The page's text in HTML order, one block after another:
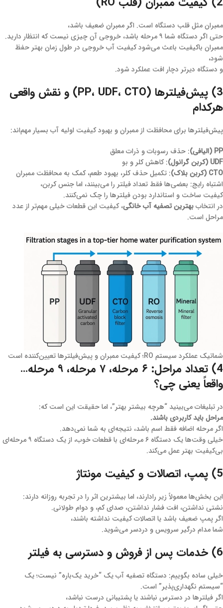
ممبران مثل قلب دستگاه است. اگر ممبران ضعیف باشد،
حتی اگر دستگاه شما ۹ مرحله باشد، خروجی آن چیزی نیست که انتظار دارید.
ممبران باکیفیت باعث می‌شود کیفیت آب خروجی در طول زمان بهتر حفظ
شود،
و دستگاه دیرتر دچار افت عملکرد شود.
3) پیش‌فیلترها (PP، UDF، CTO) و نقش واقعی
هرکدام
پیش‌فیلترها برای محافظت از ممبران و بهبود کیفیت اولیه آب بسیار مهم‌اند:
PP (الیافی)
: حذف رسوبات و ذرات معلق
UDF (کربن گرانول)
: کاهش کلر و بو
CTO (کربن بلاک)
: تکمیل حذف کلر، بهبود طعم، کمک به محافظت ممبران
اشتباه رایج: بعضی‌ها فقط تعداد فیلتر را می‌بینند، اما جنس کربن،
کیفیت ساخت و استاندارد بودن فیلترها را چک نمی‌کنند.
در انتخاببهترین تصفیه آب خانگی، کیفیت این قطعات خیلی مهم‌تر از عدد
مراحل است.
شماتیک عملکرد سیستم RO؛ کیفیت ممبران و پیش‌فیلترها تعیین‌کننده است
4) تعداد مراحل: ۶ مرحله، ۷ مرحله، ۹ مرحله…
واقعاً یعنی چی؟
در تبلیغات می‌بینید “هرچه بیشتر بهتر”، اما حقیقت این است که:
مراحل باید کاربردی باشند.
اگر مرحله اضافه فقط اسم باشد، نتیجه‌ای به شما نمی‌دهد.
خیلی وقت‌ها یک دستگاه ۶ مرحله‌ای با قطعات خوب، از یک دستگاه ۹ مرحله‌ای
بی‌کیفیت بهتر عمل می‌کند.
5) پمپ، اتصالات و کیفیت مونتاژ
این بخش‌ها معمولاً زیر رادارند، اما بیشترین اثر را در تجربه روزانه دارند:
نشتی نداشتن، افت فشار نداشتن، صدای کم، و دوام طولانی.
اگر پمپ ضعیف باشد یا اتصالات کیفیت نداشته باشند،
شما مدام درگیر سرویس و دردسر می‌شوید.
6) خدمات پس از فروش و دسترسی به فیلتر
خیلی ساده بگوییم: دستگاه تصفیه آب یک “خرید یک‌باره” نیست؛ یک
“سیستم نگهداری‌پذیر” است.
اگر فیلترها در دسترس نباشند یا پشتیبانی درست نباشد،